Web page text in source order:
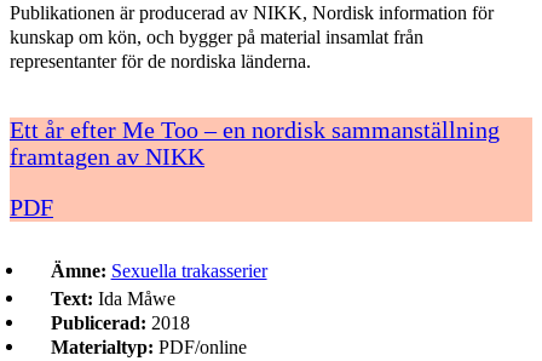
Publikationen är producerad av NIKK, Nordisk information för
kunskap om kön, och bygger på material insamlat från
representanter för de nordiska länderna.
Ett år efter Me Too – en nordisk sammanställning
framtagen av NIKK
PDF
Ämne: Sexuella trakasserier
Text: Ida Måwe
Publicerad: 2018
Materialtyp: PDF/online